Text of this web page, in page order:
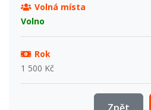
Volná místa
Volno
Rok
1 500 Kč
Zpět